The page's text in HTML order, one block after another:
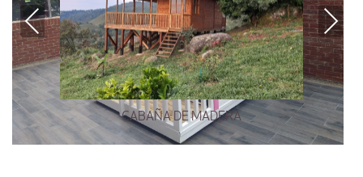
CABAÑA DE MADERA
Previous Next